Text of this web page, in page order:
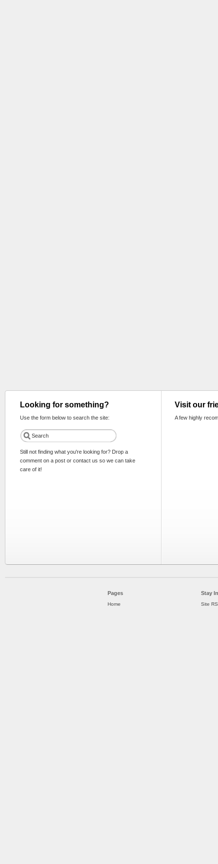
Looking for something?
Use the form below to search the site:
Still not finding what you're looking for? Drop a
comment on a post or contact us so we can take
care of it!
Visit our
A few highly
Pages
Home
Stay
Site